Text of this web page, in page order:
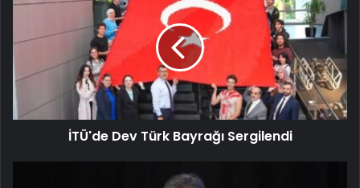
İTÜ'de Dev Türk Bayrağı Sergilendi